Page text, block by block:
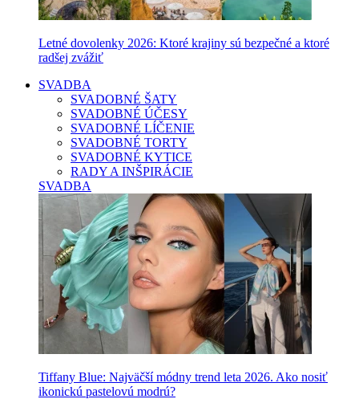
Letné dovolenky 2026: Ktoré krajiny sú bezpečné a ktoré
radšej zvážiť
SVADBA
SVADOBNÉ ŠATY
SVADOBNÉ ÚČESY
SVADOBNÉ LÍČENIE
SVADOBNÉ TORTY
SVADOBNÉ KYTICE
RADY A INŠPIRÁCIE
SVADBA
Tiffany Blue: Najväčší módny trend leta 2026. Ako nosiť
ikonickú pastelovú modrú?